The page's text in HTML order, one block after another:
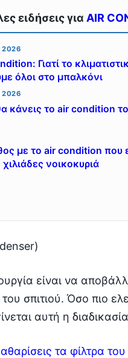
ειδήσεις για AIR
2026
Γιατί το
όλοι στο μπαλκόνι
2026
κάνεις το air condition
με το air condition που
νοικοκυριά
είναι να
σπιτιού. Όσο πιο
αυτή η
τα φίλτρα